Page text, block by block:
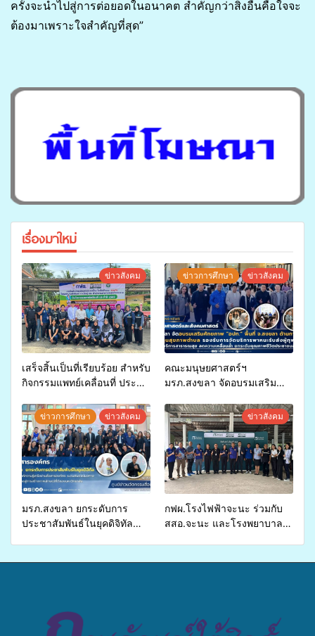
ครั้งจะนำไปสู่การต่อยอดในอนาคต สำคัญกว่าสิ่งอื่นคือใจจะ
ต้องมาเพราะใจสำคัญที่สุด”
เรื่องมาใหม่
ข่าวสังคม
เสร็จสิ้นเป็นที่เรียบร้อย สำหรับ
กิจกรรมแพทย์เคลื่อนที่ ประจำ
สุขภาพแก่ประชาชนในพื้นที่
อำเภอจะนะ
ข่าวการศึกษา ข่าวสังคม
คณะมนุษยศาสตร์ฯ
มรภ.สงขลา จัดอบรมเสริม
จ่ายงบกองทุนสุขภาพตำบล
รองรับการจัดบริการพาหนะรับ
ส่งผู้ทุพพลภาพเพื่อเข้ารับ
บริการสาธารณสุข ลดความ
เหลื่อมล้ำ ยกระดับคุณภาพ
ชีวิตประชาชนอย่างยั่งยืน
ข่าวการศึกษา ข่าวสังคม
มรภ.สงขลา ยกระดับการ
ประชาสัมพันธ์ในยุคดิจิทัล
ข่าวสังคม
กฟผ.โรงไฟฟ้าจะนะ ร่วมกับ
สสอ.จะนะ และโรงพยาบาล